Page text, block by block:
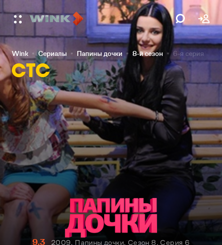
Wink Сериалы Папины дочки 8-й сезон 6-я серия
9.3
2009, Папины дочки. Сезон 8. Серия 6